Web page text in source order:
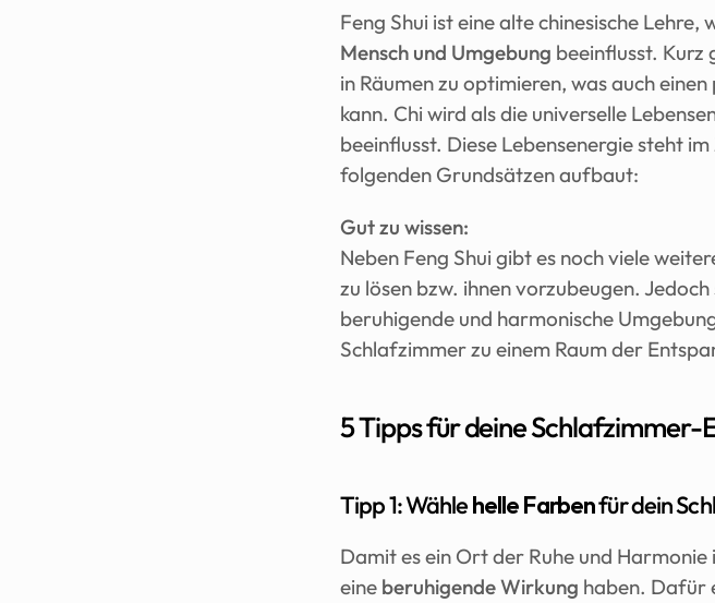
Feng Shui ist eine alte chinesische Lehre,
Mensch und Umgebung beeinflusst. Kurz
in Räumen zu optimieren, was auch
kann. Chi wird als die universelle
beeinflusst. Diese Lebensenergie steht
folgenden Grundsätzen aufbaut:
Gut zu wissen:
Neben Feng Shui gibt es noch viele
zu lösen bzw. ihnen vorzubeugen.
beruhigende und harmonische
Schlafzimmer zu einem Raum der
5 Tipps für deine Schlafzimmer-
Tipp 1: Wähle helle Farben für dein
Damit es ein Ort der Ruhe und
eine beruhigende Wirkung haben. Dafür